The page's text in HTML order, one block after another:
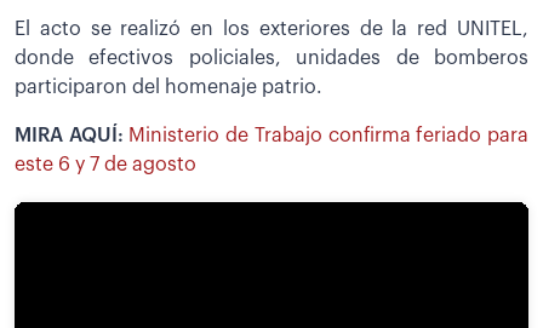
El acto se realizó en los exteriores de la red UNITEL,
donde efectivos policiales, unidades de bomberos
participaron del homenaje patrio.
MIRA AQUÍ: Ministerio de Trabajo confirma feriado para
este 6 y 7 de agosto